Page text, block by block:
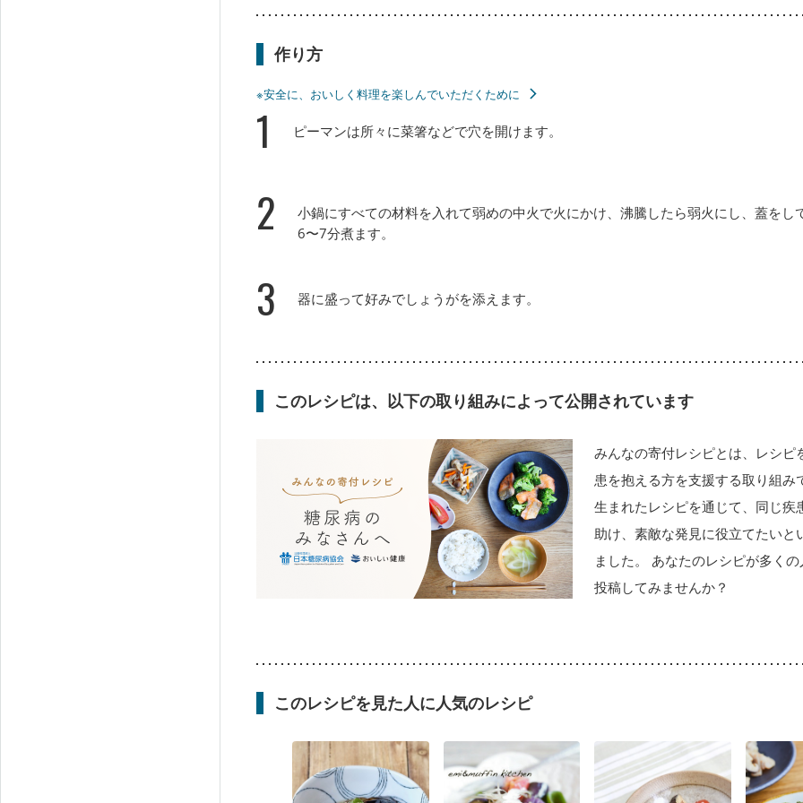
作り方
※安全に、おいしく料理を楽しんでいただくために
1 ピーマンは所々に菜箸などで穴を開けます。
2
小鍋にすべての材料を入れて弱めの中火で火にかけ、沸騰したら弱火にし、蓋をし
6〜7分煮ます。
3 器に盛って好みでしょうがを添えます。
このレシピは、以下の取り組みによって公開されています
みんなの寄付レシピとは、レシピ
患を抱える方を支援する取り組み
生まれたレシピを通じて、同じ疾
助け、素敵な発見に役立てたいと
ました。 あなたのレシピが多くの
投稿してみませんか？
このレシピを見た人に人気のレシピ